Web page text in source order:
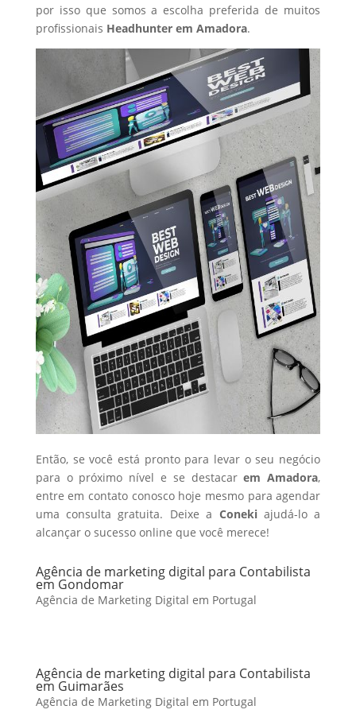
por isso que somos a escolha preferida de muitos
profissionais Headhunterem Amadora.
Então, se você está pronto para levar o seu negócio
para o próximo nível e se destacarem Amadora,
entre em contato conosco hoje mesmo para agendar
uma consulta gratuita. Deixe a Conekiajudá-lo a
alcançar o sucesso online que você merece!
Agência de marketing digital para Contabilista
em Gondomar
Agência de Marketing Digital em Portugal
Agência de marketing digital para Contabilista
em Guimarães
Agência de Marketing Digital em Portugal